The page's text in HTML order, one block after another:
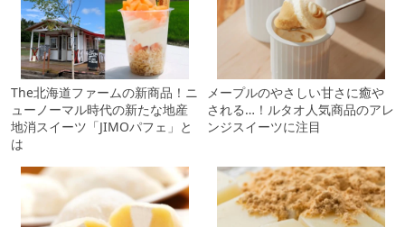
The北海道ファームの新商品！ニ
ューノーマル時代の新たな地産
地消スイーツ「JIMOパフェ」と
は
メープルのやさしい甘さに癒や
される…！ルタオ人気商品のアレ
ンジスイーツに注目